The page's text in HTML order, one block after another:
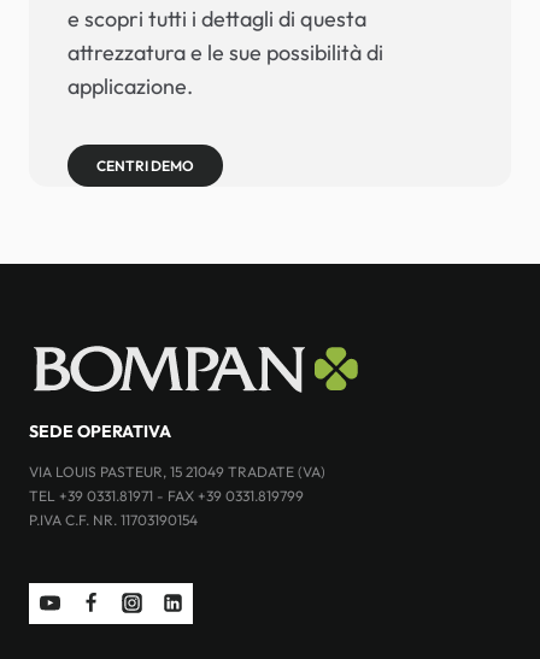
e scopri tutti i dettagli di questa
attrezzatura e le sue possibilità di
applicazione.
CENTRI DEMO
SEDE OPERATIVA
VIA LOUIS PASTEUR, 15 21049 TRADATE (VA)
TEL +39 0331.81971 - FAX +39 0331.819799
P.IVA C.F. NR. 11703190154